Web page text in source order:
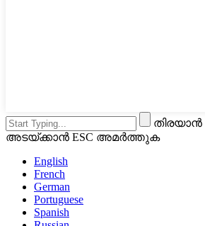
അടയ്ക്കാൻ ESC അമർത്തുക
English
French
German
Portuguese
Spanish